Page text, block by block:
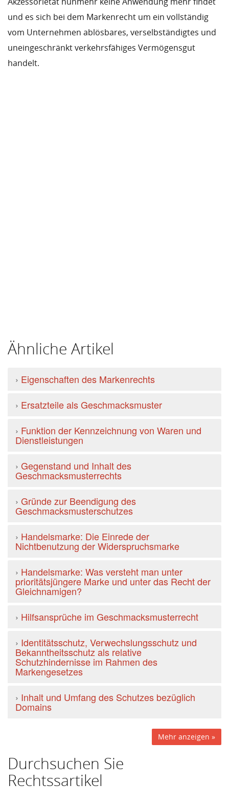
und es sich bei dem Markenrecht um ein vollständig
vom Unternehmen ablösbares, verselbständigtes und
uneingeschränkt verkehrsfähiges Vermögensgut
handelt.
Ähnliche Artikel
› Eigenschaften des Markenrechts
› Ersatzteile als Geschmacksmuster
› Funktion der Kennzeichnung von Waren und
Dienstleistungen
› Gegenstand und Inhalt des
Geschmacksmusterrechts
› Gründe zur Beendigung des
Geschmacksmusterschutzes
› Handelsmarke: Die Einrede der
Nichtbenutzung der Widerspruchsmarke
› Handelsmarke: Was versteht man unter
prioritätsjüngere Marke und unter das Recht der
Gleichnamigen?
› Hilfsansprüche im Geschmacksmusterrecht
› Identitätsschutz, Verwechslungsschutz und
Bekanntheitsschutz als relative
Schutzhindernisse im Rahmen des
Markengesetzes
› Inhalt und Umfang des Schutzes bezüglich
Domains
Mehr anzeigen »
Durchsuchen Sie
Rechtssartikel